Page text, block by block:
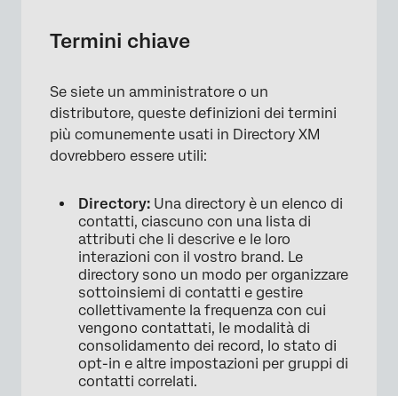
Termini chiave
Se siete un amministratore o un
distributore, queste definizioni dei termini
più comunemente usati in Directory XM
dovrebbero essere utili:
Directory: Una directory è un elenco di
contatti, ciascuno con una lista di
attributi che li descrive e le loro
interazioni con il vostro brand. Le
directory sono un modo per organizzare
sottoinsiemi di contatti e gestire
collettivamente la frequenza con cui
vengono contattati, le modalità di
consolidamento dei record, lo stato di
opt-in e altre impostazioni per gruppi di
contatti correlati.